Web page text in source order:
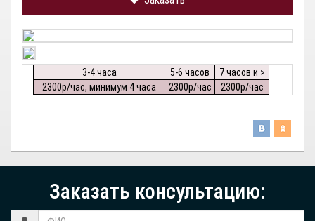
3-4 часа 5-6 часов
7 часов и >
2300р/час, минимум 4 часа
2300р/час 2300р/час
Заказать консультацию: